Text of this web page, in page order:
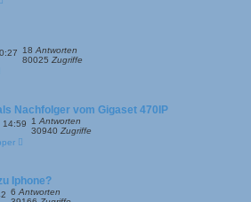
18 Antworten
80025 Zugriffe
Nachfolger vom Gigaset 470IP
14:59 1 Antworten
30940 Zugriffe
Iphone?
6 Antworten